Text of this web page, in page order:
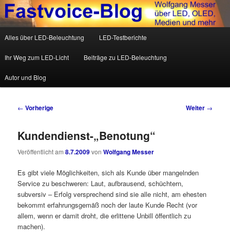
Fastvoice-Blog
Wolfgang Messer über LED, OLED, Medien und mehr
Zum Inhalt wechseln
Zum sekundären Inhalt wechseln
Alles über LED-Beleuchtung LED-Testberichte
Ihr Weg zum LED-Licht Beiträge zu LED-Beleuchtung
Autor und Blog
Beitrags-Navigation
← Vorherige Weiter →
Kundendienst-„Benotung“
Veröffentlicht am8.7.2009vonWolfgang Messer
Es gibt viele Möglichkeiten, sich als Kunde über mangelnden
Service zu beschweren: Laut, aufbrausend, schüchtern,
subversiv – Erfolg versprechend sind sie alle nicht, am ehesten
bekommt erfahrungsgemäß noch der laute Kunde Recht (vor
allem, wenn er damit droht, die erlittene Unbill öffentlich zu
machen).